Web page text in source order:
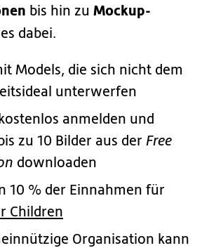
bis hin zu Mockup-
dabei.
Models, die sich nicht dem
unterwerfen
anmelden und
zu 10 Bilder aus der Free
downloaden
10 % der Einnahmen für
Children
Organisation kann